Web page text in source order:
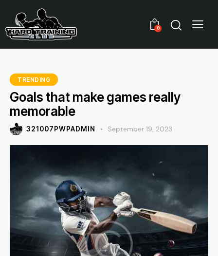
0
TRENDING
Goals that make games really
memorable
321007PWPADMIN September 19, 2023